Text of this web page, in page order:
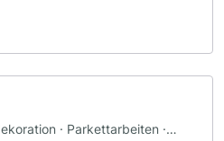
· Parkettarbeiten ·